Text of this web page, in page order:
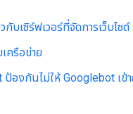
กับเซิร์ฟเวอร์ที่จัดการเว็บไซต์
ครือข่าย
ป้องกันไม่ให้ Googlebot เข้